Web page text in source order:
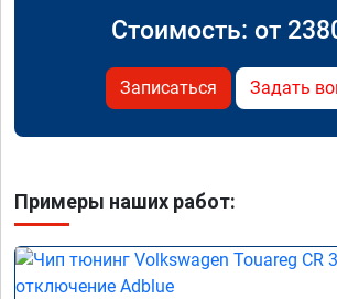
Стоимость: от
Записаться Задать
Примеры наших работ: